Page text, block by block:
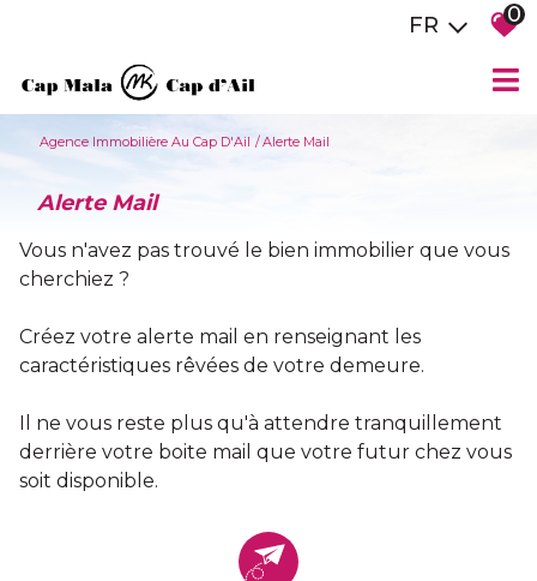
FR 0
Agence Immobilière Au Cap D'Ail Alerte Mail
Alerte Mail
Vous n'avez pas trouvé le bien immobilier que vous
cherchiez ?
Créez votre alerte mail en renseignant les
caractéristiques rêvées de votre demeure.
Il ne vous reste plus qu'à attendre tranquillement
derrière votre boite mail que votre futur chez vous
soit disponible.